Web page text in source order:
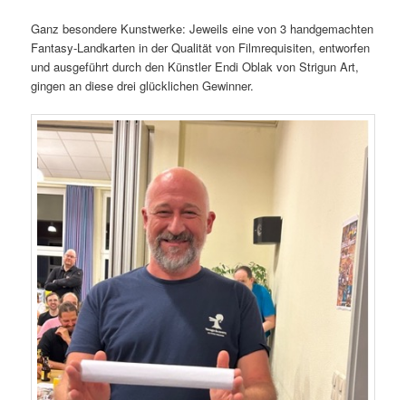
Ganz besondere Kunstwerke: Jeweils eine von 3 handgemachten
Fantasy-Landkarten in der Qualität von Filmrequisiten, entworfen
und ausgeführt durch den Künstler Endi Oblak von Strigun Art,
gingen an diese drei glücklichen Gewinner.